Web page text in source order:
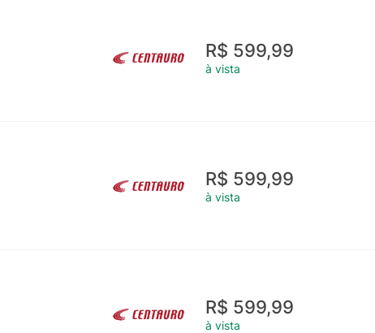
R$ 599,99
à vista
R$ 599,99
à vista
R$ 599,99
à vista